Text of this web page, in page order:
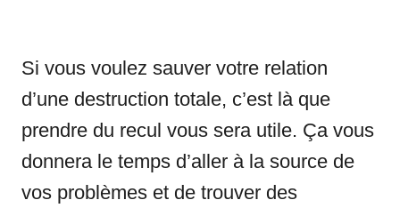
Si vous voulez sauver votre relation
d’une destruction totale, c’est là que
prendre du recul vous sera utile. Ça vous
donnera le temps d’aller à la source de
vos problèmes et de trouver des